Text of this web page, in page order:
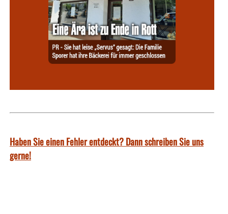
Haben Sie einen Fehler entdeckt? Dann schreiben Sie uns
gerne!